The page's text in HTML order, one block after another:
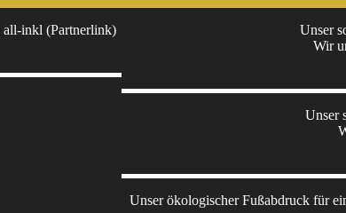
all-inkl (Partnerlink)
Unser
Wir
Unser
Unser ökologischer Fußabdruck für